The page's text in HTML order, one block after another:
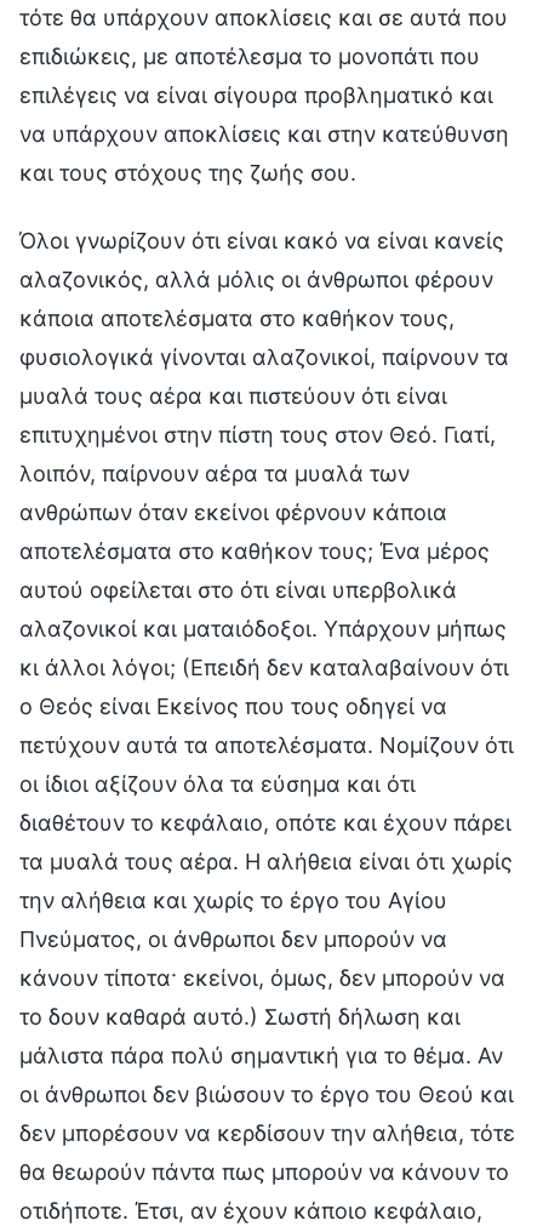
τότε θα υπάρχουν αποκλίσεις και σε αυτά που
επιδιώκεις, με αποτέλεσμα το μονοπάτι που
επιλέγεις να είναι σίγουρα προβληματικό και
να υπάρχουν αποκλίσεις και στην κατεύθυνση
και τους στόχους της ζωής σου.
Όλοι γνωρίζουν ότι είναι κακό να είναι κανείς
αλαζονικός, αλλά μόλις οι άνθρωποι φέρουν
κάποια αποτελέσματα στο καθήκον τους,
φυσιολογικά γίνονται αλαζονικοί, παίρνουν τα
μυαλά τους αέρα και πιστεύουν ότι είναι
επιτυχημένοι στην πίστη τους στον Θεό. Γιατί,
λοιπόν, παίρνουν αέρα τα μυαλά των
ανθρώπων όταν εκείνοι φέρνουν κάποια
αποτελέσματα στο καθήκον τους; Ένα μέρος
αυτού οφείλεται στο ότι είναι υπερβολικά
αλαζονικοί και ματαιόδοξοι. Υπάρχουν μήπως
κι άλλοι λόγοι; (Επειδή δεν καταλαβαίνουν ότι
ο Θεός είναι Εκείνος που τους οδηγεί να
πετύχουν αυτά τα αποτελέσματα. Νομίζουν ότι
οι ίδιοι αξίζουν όλα τα εύσημα και ότι
διαθέτουν το κεφάλαιο, οπότε και έχουν πάρει
τα μυαλά τους αέρα. Η αλήθεια είναι ότι χωρίς
την αλήθεια και χωρίς το έργο του Αγίου
Πνεύματος, οι άνθρωποι δεν μπορούν να
κάνουν τίποτα· εκείνοι, όμως, δεν μπορούν να
το δουν καθαρά αυτό.) Σωστή δήλωση και
μάλιστα πάρα πολύ σημαντική για το θέμα. Αν
οι άνθρωποι δεν βιώσουν το έργο του Θεού και
δεν μπορέσουν να κερδίσουν την αλήθεια, τότε
θα θεωρούν πάντα πως μπορούν να κάνουν το
οτιδήποτε. Έτσι, αν έχουν κάποιο κεφάλαιο,